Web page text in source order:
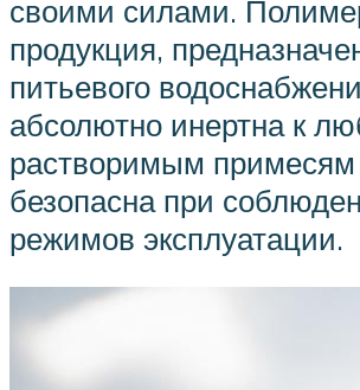
своими силами.
продукция,
питьевого
абсолютно инертна к
растворимым примесям
безопасна при
режимов эксплуатации.